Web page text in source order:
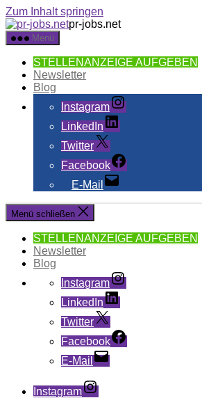
Zum Inhalt springen
pr-jobs.net
Menü
STELLENANZEIGE AUFGEBEN
Newsletter
Blog
Instagram
LinkedIn
Twitter
Facebook
E-Mail
Menü schließen
STELLENANZEIGE AUFGEBEN
Newsletter
Blog
Instagram
LinkedIn
Twitter
Facebook
E-Mail
Instagram